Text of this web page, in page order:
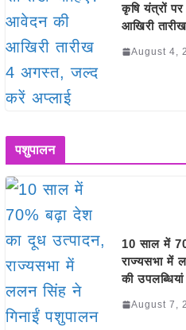
कृषि यंत्रों
आखिरी
August 4,
पशुपालन
10 साल में
राज्यसभा में
की उपलब्धियां
August 7,